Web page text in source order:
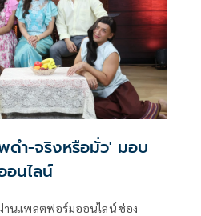
ดำ-จริงหรือมั่ว' มอบ
อนไลน์
นแพลตฟอร์มออนไลน์ ช่อง